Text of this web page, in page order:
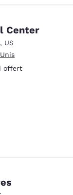
Center
, US
offert